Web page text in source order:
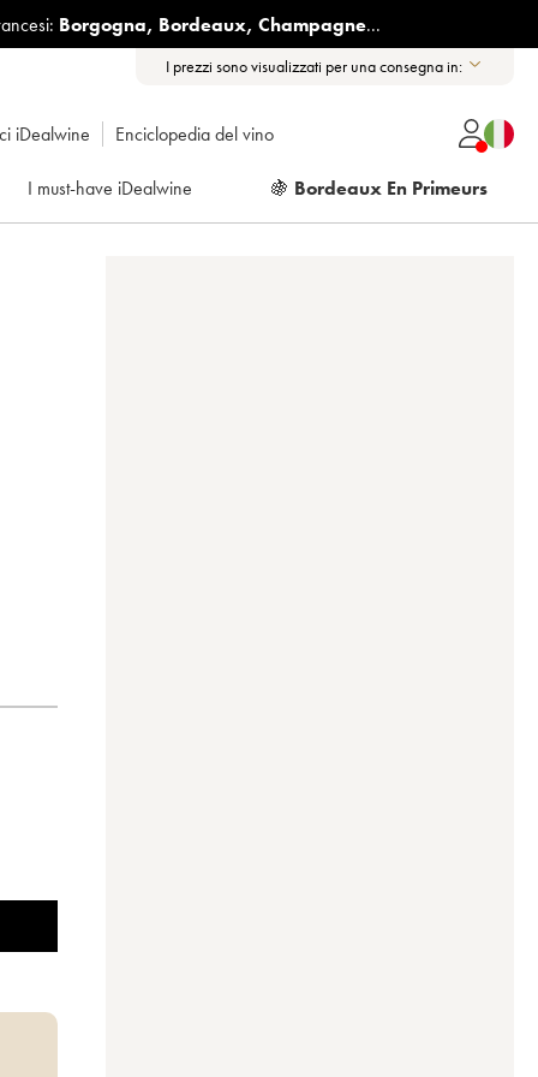
Borgogna, Bordeaux, Champagne...
I prezzi sono visualizzati per una consegna in:
iDealwine Enciclopedia del vino
I must-have iDealwine 🍇 Bordeaux En Primeurs